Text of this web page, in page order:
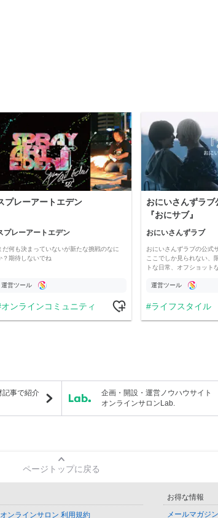
プレーアートエデン
プレーアートエデン
だ何も決まっていないが新たな挑戦のなに
？期待しないでね
運営ツール
オンラインコミュニティ
おにいさんずラブ
『おにサブ』
おにいさんずラブ
おにいさんずラブの公式
ここでしか見られない、
トな日常、オフショット
運営ツール
ライフスタイル
記事で紹介
企画・開設・運営ノウハウサイト
オンラインサロンLab.
ページトップに戻る
ンラインサロン 利用規約
お得な情報
メールマガジン